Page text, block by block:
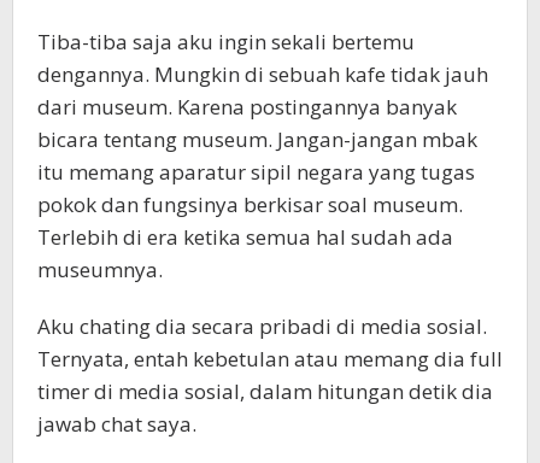
Tiba-tiba saja aku ingin sekali bertemu
dengannya. Mungkin di sebuah kafe tidak jauh
dari museum. Karena postingannya banyak
bicara tentang museum. Jangan-jangan mbak
itu memang aparatur sipil negara yang tugas
pokok dan fungsinya berkisar soal museum.
Terlebih di era ketika semua hal sudah ada
museumnya.
Aku chating dia secara pribadi di media sosial.
Ternyata, entah kebetulan atau memang dia full
timer di media sosial, dalam hitungan detik dia
jawab chat saya.